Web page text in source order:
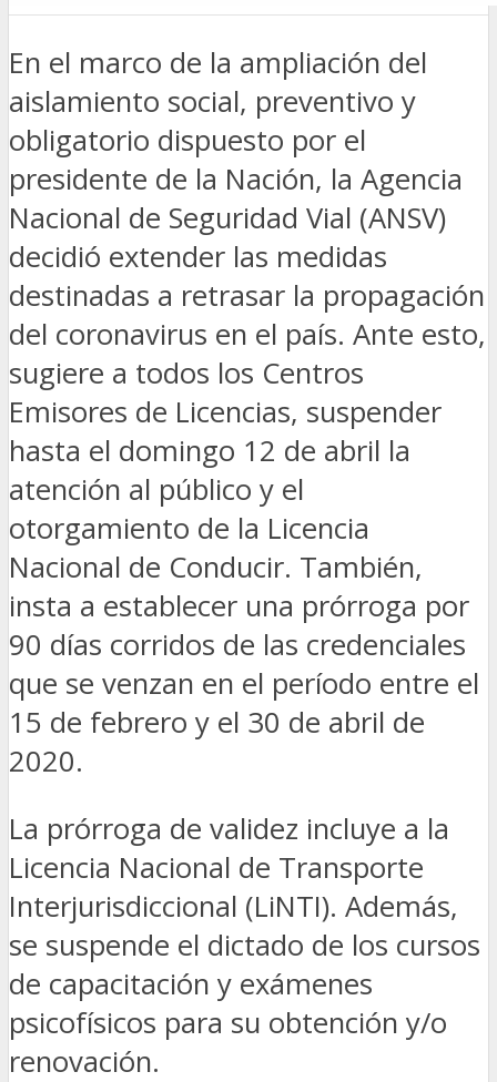
En el marco de la ampliación del
aislamiento social, preventivo y
obligatorio dispuesto por el
presidente de la Nación, la Agencia
Nacional de Seguridad Vial (ANSV)
decidió extender las medidas
destinadas a retrasar la propagación
del coronavirus en el país. Ante esto,
sugiere a todos los Centros
Emisores de Licencias, suspender
hasta el domingo 12 de abril la
atención al público y el
otorgamiento de la Licencia
Nacional de Conducir. También,
insta a establecer una prórroga por
90 días corridos de las credenciales
que se venzan en el período entre el
15 de febrero y el 30 de abril de
2020.
La prórroga de validez incluye a la
Licencia Nacional de Transporte
Interjurisdiccional (LiNTI). Además,
se suspende el dictado de los cursos
de capacitación y exámenes
psicofísicos para su obtención y/o
renovación.